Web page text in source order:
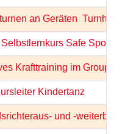
an Geräten 
Safe Sport
Krafttraining im
Kindertanz
und -